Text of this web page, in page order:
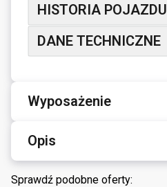
HISTORIA POJAZDU
DANE TECHNICZNE
Wyposażenie
Opis
Sprawdź podobne oferty: